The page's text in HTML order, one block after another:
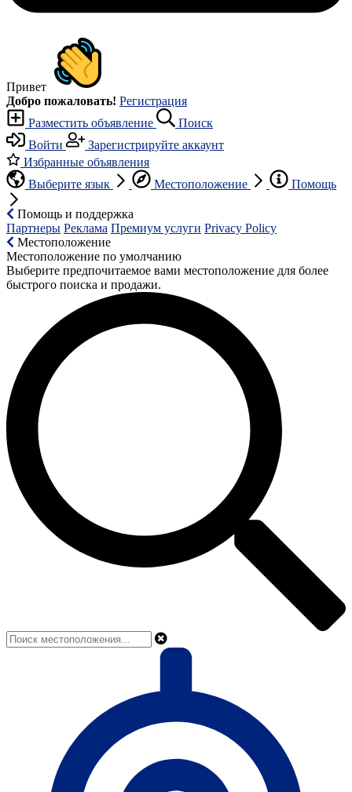
Привет
Добро пожаловать! Регистрация
Разместить объявление
Поиск
Войти
Зарегистрируйте аккаунт
Избранные объявления
Выберите язык
Местоположение Помощь
Помощь и поддержка
Партнеры Реклама Премиум услуги Privacy Policy
Местоположение
Местоположение по умолчанию
Выберите предпочитаемое вами местоположение для более
быстрого поиска и продажи.